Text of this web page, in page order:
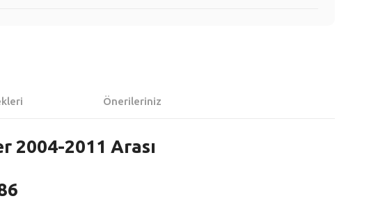
Önerileriniz
2004-2011 Arası